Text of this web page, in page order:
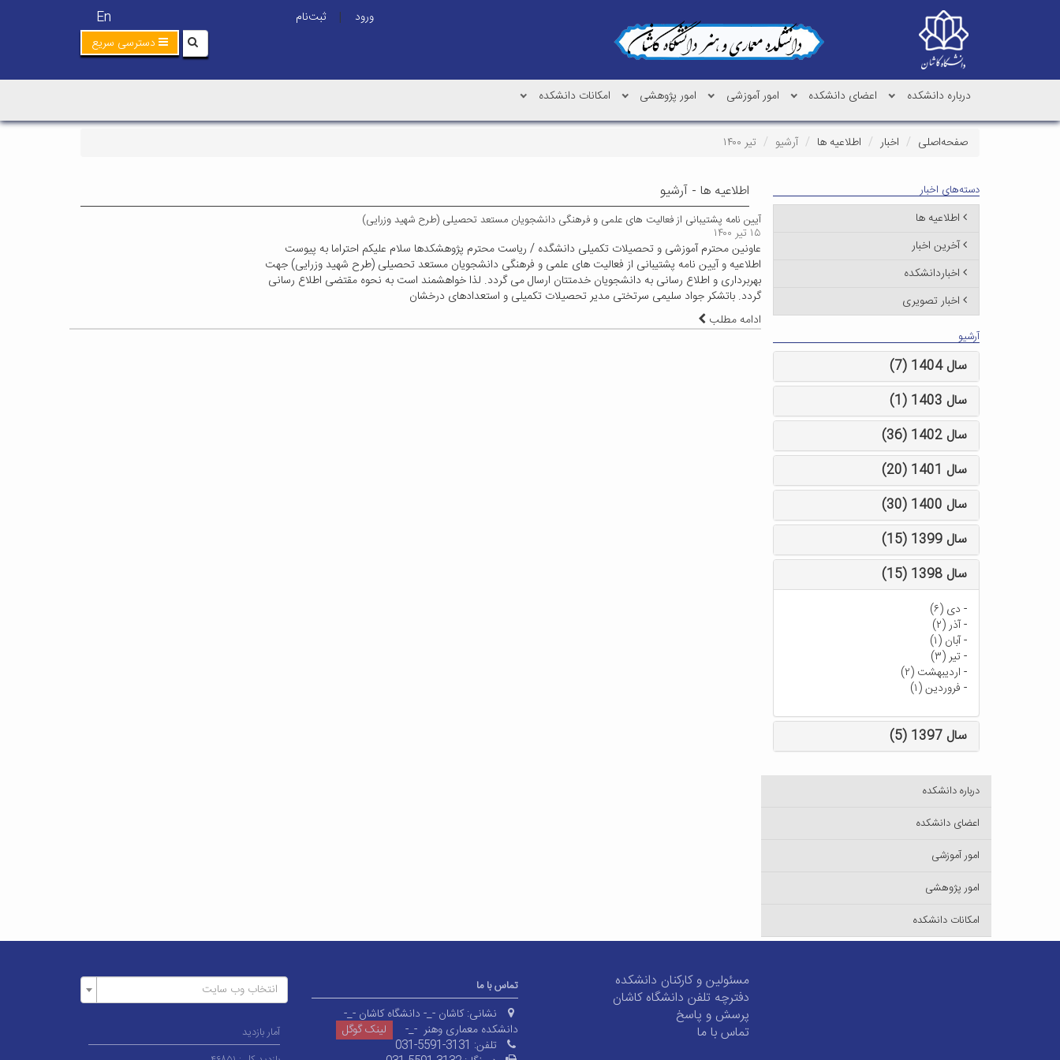
En ورود |
ثبت‌نام
دسترسی سریع
درباره دانشکده اعضای دانشکده امور آموزشی امور پژوهشی امکانات دانشکده
صفحه‌اصلی اخبار اطلاعیه ها آرشیو تیر ۱۴۰۰
اطلاعیه ها - آرشیو
آیین نامه پشتیبانی از فعالیت های علمی و فرهنگی دانشجویان مستعد تحصیلی (طرح شهید وزرایی)
۱۵ تیر ۱۴۰۰
عاونین محترم آموزشی و تحصیلات تکمیلی دانشگده / ریاست محترم پژوهشکدها سلام علیکم احتراما به پیوست
اطلاعیه و آیین نامه پشتیبانی از فعالیت های علمی و فرهنگی دانشجویان مستعد تحصیلی (طرح شهید وزرایی) جهت
بهربرداری و اطلاع رسانی به دانشجویان خدمتتان ارسال می گردد. لذا خواهشمند است به نحوه مقتضی اطلاع رسانی
گردد. باتشکر جواد سلیمی سرتختی مدیر تحصیلات تکمیلی و استعدادهای درخشان
ادامه مطلب
دسته‌های اخبار
اطلاعیه ها
آخرین اخبار
اخباردانشکده
اخبار تصویری
آرشیو
سال 1404 (7)
سال 1403 (1)
سال 1402 (36)
سال 1401 (20)
سال 1400 (30)
سال 1399 (15)
سال 1398 (15)
- دی (۶)
-آذر (۲)
-آبان (۱)
-تیر (۳)
- اردیبهشت (۲)
- فروردین (۱)
سال 1397 (5)
درباره دانشکده
اعضای دانشکده
امور آموزشی
امور پژوهشی
امکانات دانشکده
مسئولین و کارکنان دانشکده
دفترچه تلفن دانشگاه کاشان
پرسش و پاسخ
تماس با ما
تماس با ما
نشانی: کاشان -_- دانشگاه کاشان -_-
دانشکده معماری وهنر -_-
لینک گوگل
تلفن: 031-5591-3131
انتخاب وب سایت
آمار بازدید